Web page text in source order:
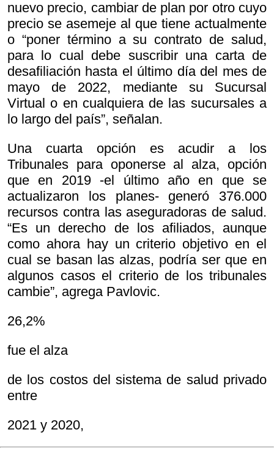
nuevo precio, cambiar de plan por otro cuyo
precio se asemeje al que tiene actualmente
o “poner término a su contrato de salud,
para lo cual debe suscribir una carta de
desafiliación hasta el último día del mes de
mayo de 2022, mediante su Sucursal
Virtual o en cualquiera de las sucursales a
lo largo del país”, señalan.
Una cuarta opción es acudir a los
Tribunales para oponerse al alza, opción
que en 2019 -el último año en que se
actualizaron los planes- generó 376.000
recursos contra las aseguradoras de salud.
“Es un derecho de los afiliados, aunque
como ahora hay un criterio objetivo en el
cual se basan las alzas, podría ser que en
algunos casos el criterio de los tribunales
cambie”, agrega Pavlovic.
26,2%
fue el alza
de los costos del sistema de salud privado
entre
2021 y 2020,